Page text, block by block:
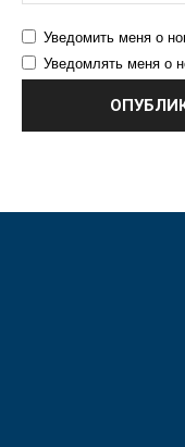
Уведомить меня о
Уведомлять меня о